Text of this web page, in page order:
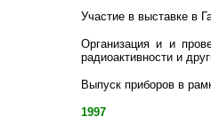
Участие в выставке в
Организация и и
радиоактивности и
Выпуск приборов в
1997